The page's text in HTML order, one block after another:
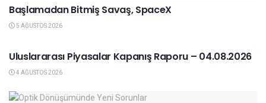
Başlamadan Bitmiş Savaş, SpaceX
5 AĞUSTOS 2026
Uluslararası Piyasalar Kapanış Raporu – 04.08.2026
4 AĞUSTOS 2026